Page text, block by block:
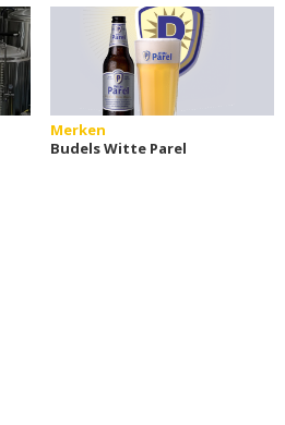
Merken
Budels Witte Parel